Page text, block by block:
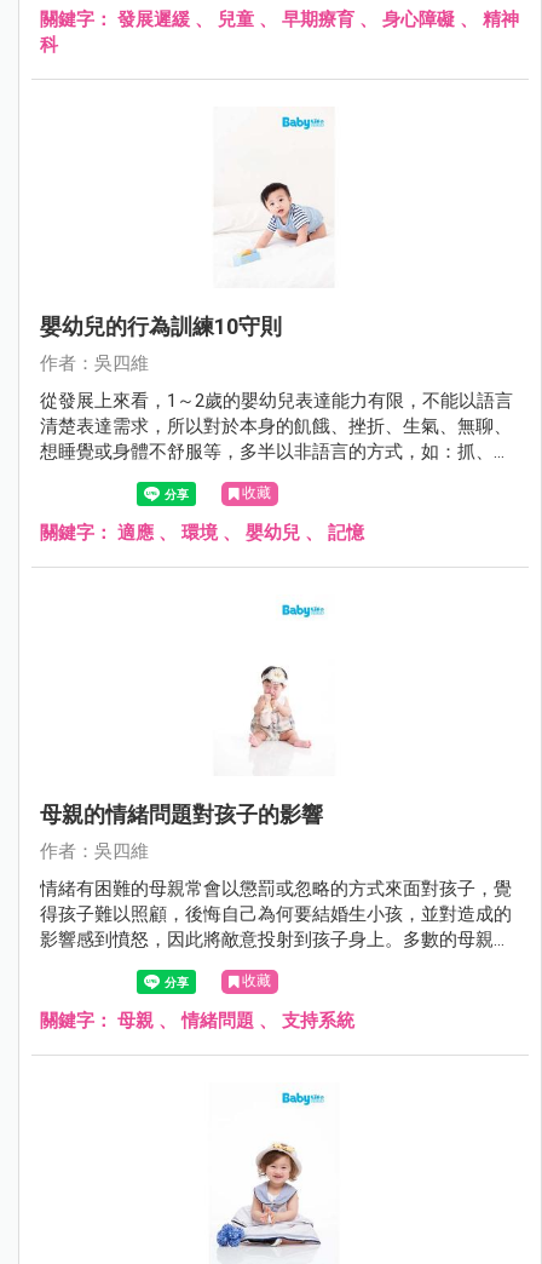
關鍵字： 發展遲緩 、 兒童 、 早期療育 、 身心障礙 、 精神
科
嬰幼兒的行為訓練10守則
作者：吳四維
從發展上來看，1～2歲的嬰幼兒表達能力有限，不能以語言
清楚表達需求，所以對於本身的飢餓、挫折、生氣、無聊、
想睡覺或身體不舒服等，多半以非語言的方式，如：抓、咬
或者打照顧者來吸引大人的注意以獲得滿足。許多的父母或
照顧者卻把這些行為當成是暴力行為的前哨戰，照顧者要試
著去解讀這些行為的背後意義，不要把這些動作當成沒有禮
收藏
關鍵字： 適應 、 環境、 嬰幼兒 、 記憶
母親的情緒問題對孩子的影響
作者：吳四維
情緒有困難的母親常會以懲罰或忽略的方式來面對孩子，覺
得孩子難以照顧，後悔自己為何要結婚生小孩，並對造成的
影響感到憤怒，因此將敵意投射到孩子身上。多數的母親都
知道自己的情緒會影響到孩子，事後也會對孩子感到內疚與
自責，但多半不知道如何改變也不知道找誰來協助。
收藏
關鍵字： 母親 、情緒問題 、 支持系統